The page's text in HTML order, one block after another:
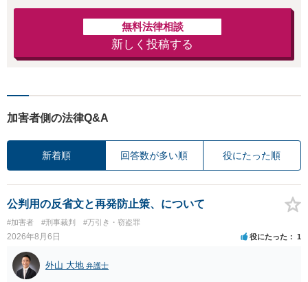
無料法律相談
新しく投稿する
加害者側の法律Q&A
新着順 回答数が多い順 役にたった順
公判用の反省文と再発防止策、について
#加害者 #刑事裁判 #万引き・窃盗罪
2026年8月6日 役にたった 1
外山 大地 弁護士